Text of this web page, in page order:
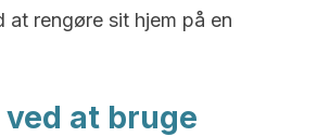
at rengøre sit hjem på en
at bruge